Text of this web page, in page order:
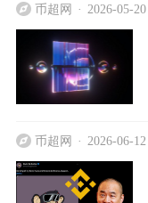
币超网 2026-05-20
币超网 2026-06-12